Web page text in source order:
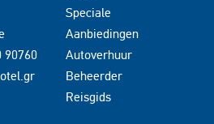
90760
Speciale
Aanbiedingen
Autoverhuur
Beheerder
Reisgids